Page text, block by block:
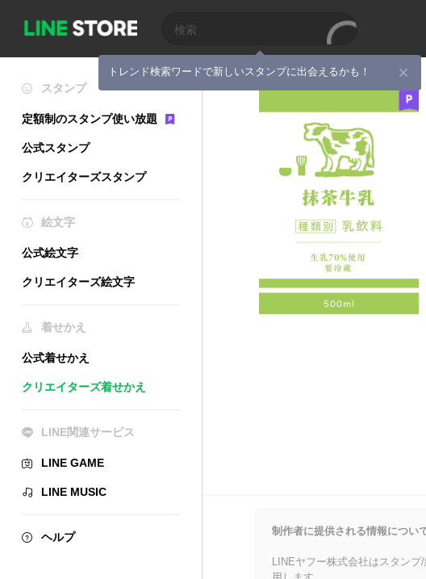
トレンド検索ワードで新しいスタンプに出会えるかも！
スタンプ
定額制のスタンプ使い放題
公式スタンプ
クリエイターズスタンプ
絵文字
公式絵文字
クリエイターズ絵文字
着せかえ
公式着せかえ
クリエイターズ着せかえ
LINE関連サービス
LINE GAME
LINE MUSIC
ヘルプ 制作者に提供される情報につい
LINEヤフー株式会社はスタン